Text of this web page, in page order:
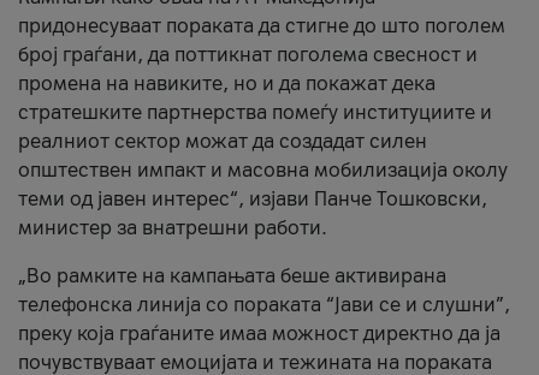
придонесуваат пораката да стигне до што поголем
број граѓани, да поттикнат поголема свесност и
промена на навиките, но и да покажат дека
стратешките партнерства помеѓу институциите и
реалниот сектор можат да создадат силен
општествен импакт и масовна мобилизација околу
теми од јавен интерес“, изјави Панче Тошковски,
министер за внатрешни работи.
„Во рамките на кампањата беше активирана
телефонска линија со пораката “Јави се и слушни”,
преку која граѓаните имаа можност директно да ја
почувствуваат емоцијата и тежината на пораката